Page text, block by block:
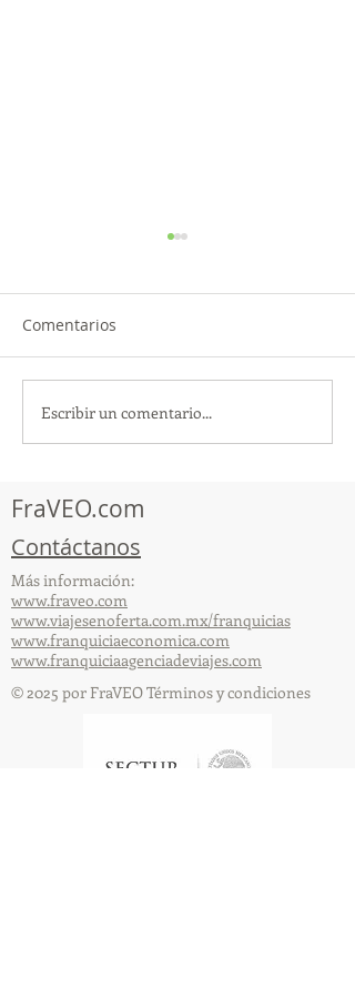
¡Acapulco y Guerrero se
Visten de Fiesta!
Comentarios
Escribir un comentario...
FraVEO.com
Contáctanos
Más información:
www.fraveo.com
www.viajesenoferta.com.mx/franquicias
www.franquiciaeconomica.com
www.franquiciaagenciadeviajes.com
© 2025 por FraVEO Términos y condiciones